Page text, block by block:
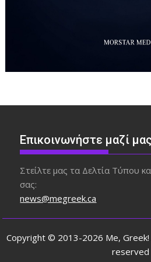
Επικοινωνήστε μαζί
Στείλτε μας τα Δελτία Τύπου
σας:
news@megreek.ca
Copyright © 2013-2026 Me,
reserved